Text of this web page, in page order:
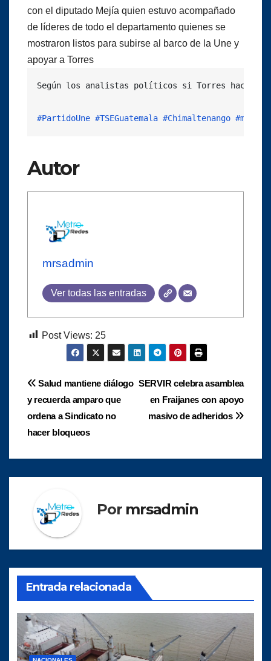
con el diputado Mejía quien estuvo acompañado
de líderes de todo el departamento quienes se
mostraron listos para subirse al barco de la Une y
apoyar a Torres
Según los analistas políticos si Torres hace
#PartidoUne #TSEGuatemala #Chimaltenango
Autor
mrsadmin
Ver todas las entradas
Post Views: 25
Navegación
de
entradas
SERVIR celebra asamblea
en Fraijanes con apoyo
masivo de adheridos
Salud mantiene diálogo
y recuerda amparo que
ordena a Sindicato no
hacer bloqueos
Por mrsadmin
Entrada relacionada